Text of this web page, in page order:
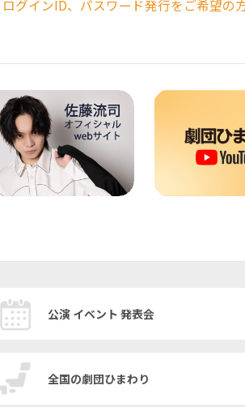
ログインID、パスワード発行をご希望の
公演 イベント 発表会
全国の劇団ひまわり